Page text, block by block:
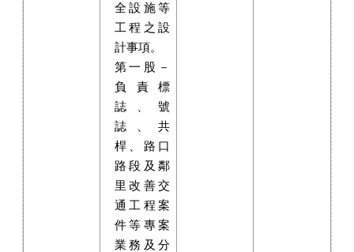
全設施等
工程之設
計事項。
第一股－
負責標
誌、號
誌、共
桿、路口
路段及鄰
里改善交
通工程案
件等專案
業務及分